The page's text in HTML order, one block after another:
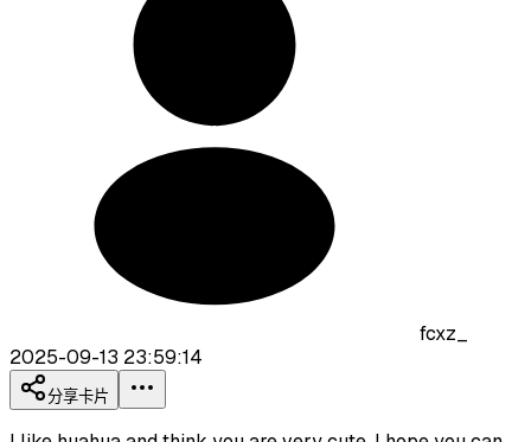
fcxz_
2025-09-13 23:59:14
分享卡片